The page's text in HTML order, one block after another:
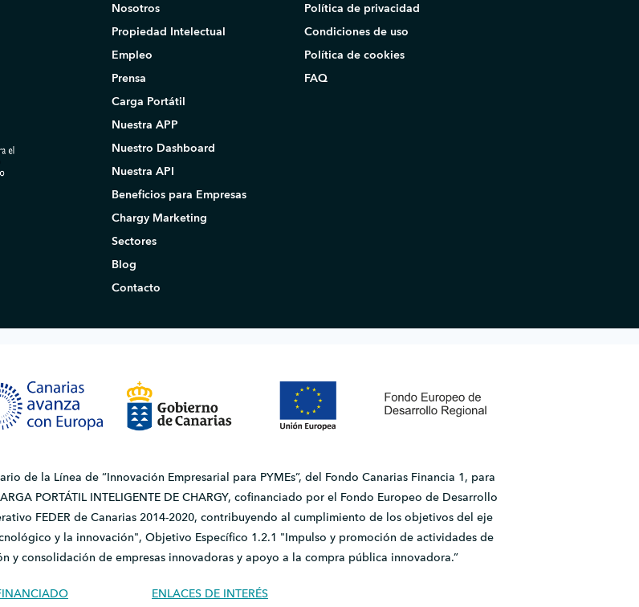
Nosotros
Propiedad Intelectual
Empleo
Prensa
Carga Portátil
Nuestra APP
Nuestro Dashboard
Nuestra API
Beneficios para Empresas
Chargy Marketing
Sectores
Blog
Contacto
Política de privacidad
Condiciones de uso
Política de cookies
FAQ
de la Línea de “Innovación Empresarial para PYMEs”, del Fondo Canarias Financia 1, para
PORTÁTIL INTELIGENTE DE CHARGY, cofinanciado por el Fondo Europeo de Desarrollo
FEDER de Canarias 2014-2020, contribuyendo al cumplimiento de los objetivos del eje
y la innovación", Objetivo Específico 1.2.1 "Impulso y promoción de actividades de
y consolidación de empresas innovadoras y apoyo a la compra pública innovadora.”
ENLACES DE INTERÉS